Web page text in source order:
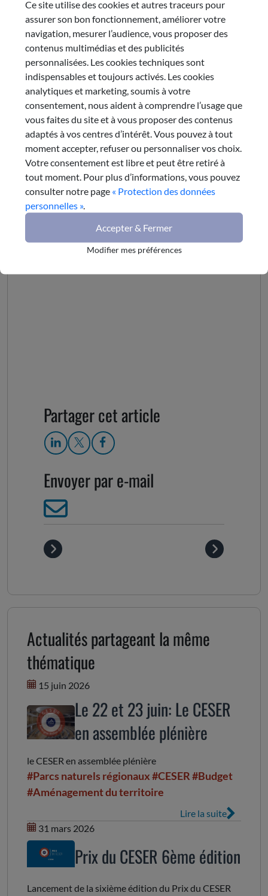
Partager cet article
Envoyer par e-mail
Actualités partageant la même
thématique
15 juin 2026
Le 22 et 23 juin: Le CESER
en assemblée plénière
le CESER en assemblée plénière
#Parcs naturels régionaux#CESER#Budget
#Aménagement du territoire
Lire la suite
31 mars 2026
Prix du CESER 6ème édition
Lancement de la sixième édition du Prix du CESER
Ce site utilise des cookies et autres traceurs pour
assurer son bon fonctionnement, améliorer votre
navigation, mesurer l’audience, vous proposer des
contenus multimédias et des publicités
personnalisées. Les cookies techniques sont
indispensables et toujours activés. Les cookies
analytiques et marketing, soumis à votre
consentement, nous aident à comprendre l’usage que
vous faites du site et à vous proposer des contenus
adaptés à vos centres d’intérêt. Vous pouvez à tout
moment accepter, refuser ou personnaliser vos choix.
Votre consentement est libre et peut être retiré à
tout moment. Pour plus d’informations, vous pouvez
consulter notre page « Protection des données
personnelles ».
Accepter & Fermer
Modifier mes préférences